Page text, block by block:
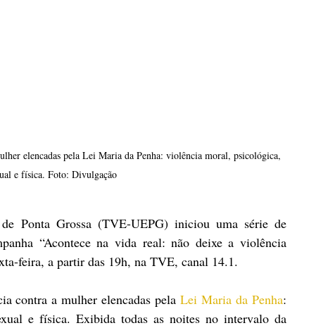
elencadas pela Lei Maria da Penha: violência moral, psicológica,
e física. Foto: Divulgação
Ponta Grossa (TVE-UEPG) iniciou uma série de
“Acontece na vida real: não deixe a violência
feira, a partir das 19h, na TVE, canal 14.1.
contra a mulher elencadas pela Lei Maria da Penha:
e física. Exibida todas as noites no intervalo da